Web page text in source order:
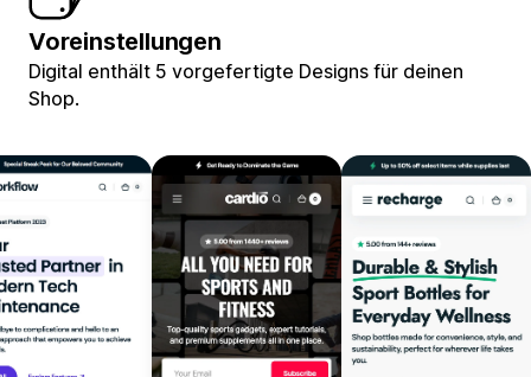
Voreinstellungen
Digital enthält 5 vorgefertigte Designs für deinen
Shop.